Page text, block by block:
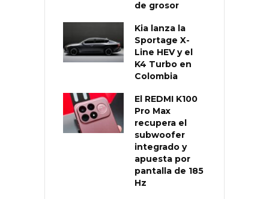
de grosor
Kia lanza la
Sportage X-
Line HEV y el
K4 Turbo en
Colombia
El REDMI K100
Pro Max
recupera el
subwoofer
integrado y
apuesta por
pantalla de 185
Hz